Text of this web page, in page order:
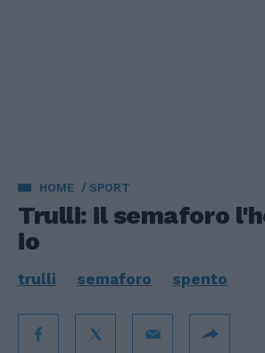
HOME SPORT
Trulli: il semaforo
io
trulli semaforo spento